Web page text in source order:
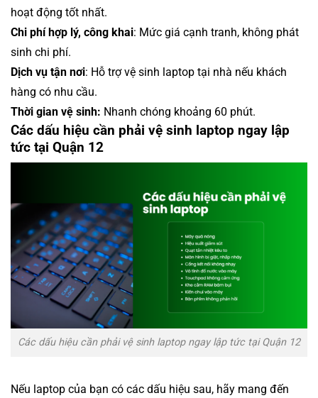
hoạt động tốt nhất.
Chi phí hợp lý, công khai: Mức giá cạnh tranh, không phát
sinh chi phí.
Dịch vụ tận nơi: Hỗ trợ vệ sinh laptop tại nhà nếu khách
hàng có nhu cầu.
Thời gian vệ sinh: Nhanh chóng khoảng 60 phút.
Các dấu hiệu cần phải vệ sinh laptop ngay lập
tức tại Quận 12
Các dấu hiệu cần phải vệ sinh laptop ngay lập tức tại Quận 12
Nếu laptop của bạn có các dấu hiệu sau, hãy mang đến